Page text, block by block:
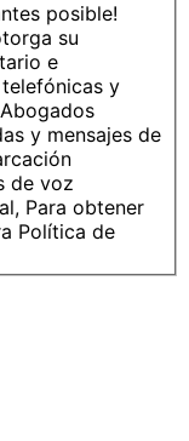
posible!
su
e
y
y mensajes de
de voz
Para obtener
Política de